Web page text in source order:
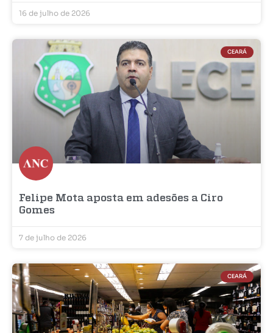
16 de julho de 2026
CEARÁ
Felipe Mota aposta em adesões a Ciro
Gomes
7 de julho de 2026
CEARÁ